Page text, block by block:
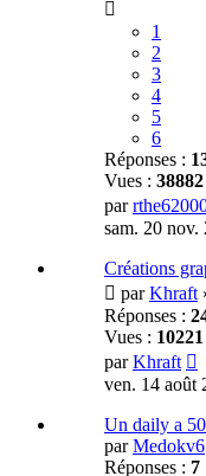
1
2
3
4
5
6
Réponses :
Vues : 38882
par
sam. 20 nov.
Créations
parKhraft
Réponses :
Vues : 10221
parKhraft
ven. 14 août
Un daily a
parMedokv6
Réponses : 7